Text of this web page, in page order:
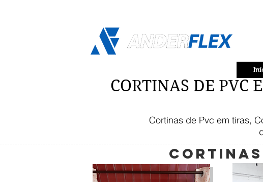
CORTINAS DE PVC
Cortinas de Pvc em tiras,